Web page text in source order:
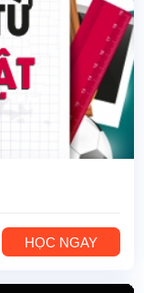
HỌC NGAY